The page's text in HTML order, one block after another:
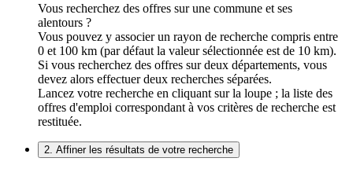
Vous recherchez des offres sur une commune et ses
alentours ?
Vous pouvez y associer un rayon de recherche compris entre
0 et 100 km (par défaut la valeur sélectionnée est de 10 km).
Si vous recherchez des offres sur deux départements, vous
devez alors effectuer deux recherches séparées.
Lancez votre recherche en cliquant sur la loupe ; la liste des
offres d'emploi correspondant à vos critères de recherche est
restituée.
2. Affiner les résultats de votre recherche